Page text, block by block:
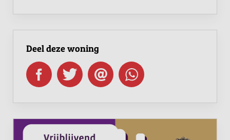
overzijde een groen speelveld en een voetbalveldje,
ideaal voor kinderen om veilig buiten te spelen.
Schelluinen heeft een warme dorpssfeer en een eigen
voelen.
De ligging is ideaal: binnen enkele minuten ben je op
de snelweg A15 en op korte fietsafstand van Gorinchem
Deel deze woning